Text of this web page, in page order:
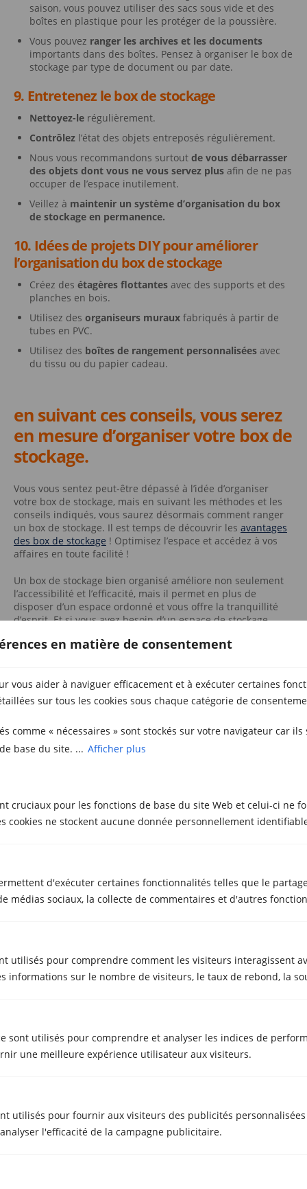
en matière de consentement
vous aider à naviguer efficacement et à exécuter certaines
sur tous les cookies sous chaque catégorie de
comme « nécessaires » sont stockés sur votre navigateur car
base du site. ... Afficher plus
cruciaux pour les fonctions de base du site Web et celui-ci ne
cookies ne stockent aucune donnée personnellement
d'exécuter certaines fonctionnalités telles que le
médias sociaux, la collecte de commentaires et d'autres
utilisés pour comprendre comment les visiteurs interagissent
informations sur le nombre de visiteurs, le taux de rebond, la
sont utilisés pour comprendre et analyser les indices de
une meilleure expérience utilisateur aux visiteurs.
utilisés pour fournir aux visiteurs des publicités
l'efficacité de la campagne publicitaire.
saison, vous pouvez utiliser des sacs sous vide et des
boîtes en plastique pour les protéger de la poussière.
Vous pouvez ranger les archives et les documents
importants dans des boîtes. Pensez à organiser le box de
stockage par type de document ou par date.
9. Entretenez le box de stockage
Nettoyez-le régulièrement.
Contrôlez l’état des objets entreposés régulièrement.
Nous vous recommandons surtout de vous débarrasser
des objets dont vous ne vous servez plus afin de ne pas
occuper de l’espace inutilement.
Veillez à maintenir un système d’organisation du box
de stockage en permanence.
10. Idées de projets DIY pour améliorer
l’organisation du box de stockage
Créez des étagères flottantes avec des supports et des
planches en bois.
Utilisez des organiseurs muraux fabriqués à partir de
tubes en PVC.
Utilisez des boîtes de rangement personnalisées avec
du tissu ou du papier cadeau.
en suivant ces conseils, vous serez
en mesure d’organiser votre box de
stockage.
Vous vous sentez peut-être dépassé à l’idée d’organiser
votre box de stockage, mais en suivant les méthodes et les
conseils indiqués, vous saurez désormais comment ranger
un box de stockage. Il est temps de découvrir les avantages
des box de stockage ! Optimisez l’espace et accédez à vos
affaires en toute facilité !
Un box de stockage bien organisé améliore non seulement
l’accessibilité et l’efficacité, mais il permet en plus de
disposer d’un espace ordonné et vous offre la tranquillité
d’esprit. Et si vous avez besoin d’un espace de stockage
les jours de l’année, équipé d’un code et d’une alarme
déménagements à Sabadell et à Gérone.
Articles Similaires
Bénéficiez de 15 jours de garde-
meuble gratuits en réservant votre